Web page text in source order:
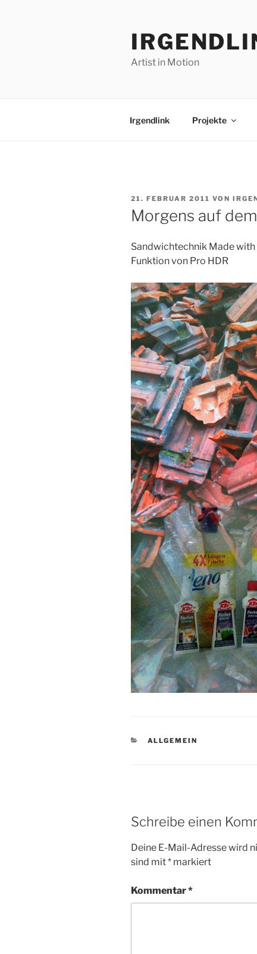
Artist in Motion
Irgendlink Projekte
VERÖFFENTLICHT
AM
21. FEBRUAR 2011 VON
Morgens auf
Sandwichtechnik Made with
Funktion von Pro HDR
KATEGORIEN
ALLGEMEIN
Schreibe einen
Deine E-Mail-Adresse wird
sind mit* markiert
Kommentar*